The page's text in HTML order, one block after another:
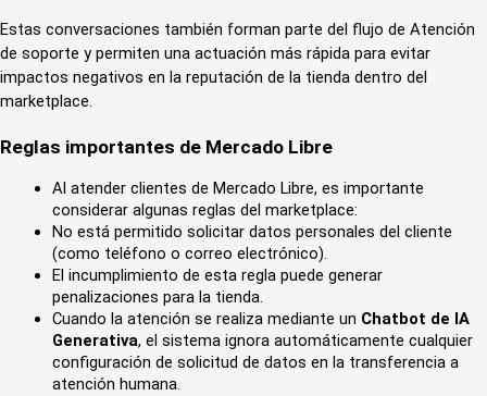
Estas conversaciones también forman parte del flujo de Atención
de soporte y permiten una actuación más rápida para evitar
impactos negativos en la reputación de la tienda dentro del
marketplace.
Reglas importantes de Mercado Libre
Al atender clientes de Mercado Libre, es importante
considerar algunas reglas del marketplace:
No está permitido solicitar datos personales del cliente
(como teléfono o correo electrónico).
El incumplimiento de esta regla puede generar
penalizaciones para la tienda.
Cuando la atención se realiza mediante un Chatbot de IA
Generativa, el sistema ignora automáticamente cualquier
configuración de solicitud de datos en la transferencia a
atención humana.